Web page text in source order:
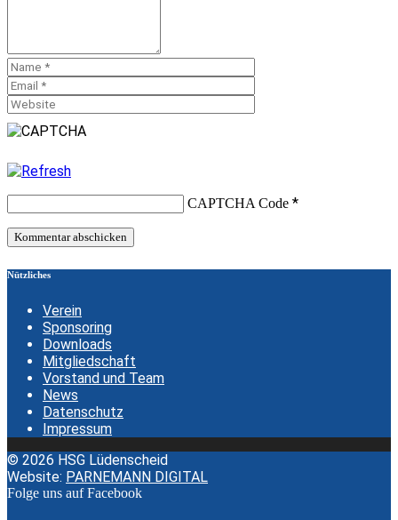
CAPTCHA Code *
Nützliches
Verein
Sponsoring
Downloads
Mitgliedschaft
Vorstand und Team
News
Datenschutz
Impressum
© 2026 HSG Lüdenscheid
Website: PARNEMANN DIGITAL
Folge uns auf Facebook